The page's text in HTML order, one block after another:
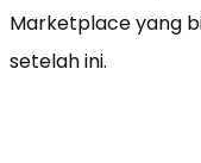
Marketplace yang
setelah ini.